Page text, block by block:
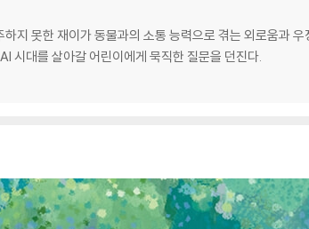
지 못한 재이가 동물과의 소통 능력으로 겪는 외로움과
시대를 살아갈 어린이에게 묵직한 질문을 던진다.